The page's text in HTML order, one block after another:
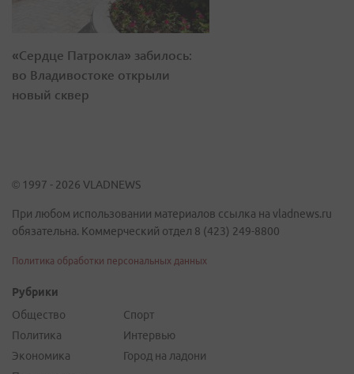
«Сердце Патрокла» забилось:
во Владивостоке открыли
новый сквер
© 1997 - 2026 VLADNEWS
При любом использовании материалов ссылка на vladnews.ru
обязательна. Коммерческий отдел 8 (423) 249-8800
Политика обработки персональных данных
Рубрики
Общество
Политика
Экономика
Спорт
Интервью
Город на ладони